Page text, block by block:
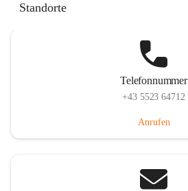
Standorte
Telefonnummer
+43 5523 64712
Anrufen